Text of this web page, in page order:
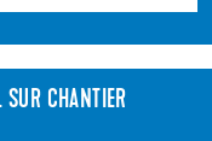
SUR CHANTIER